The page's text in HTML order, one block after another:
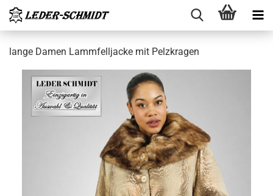
lange Damen Lamm­fell­ja­cke mit Pelz­kra­gen